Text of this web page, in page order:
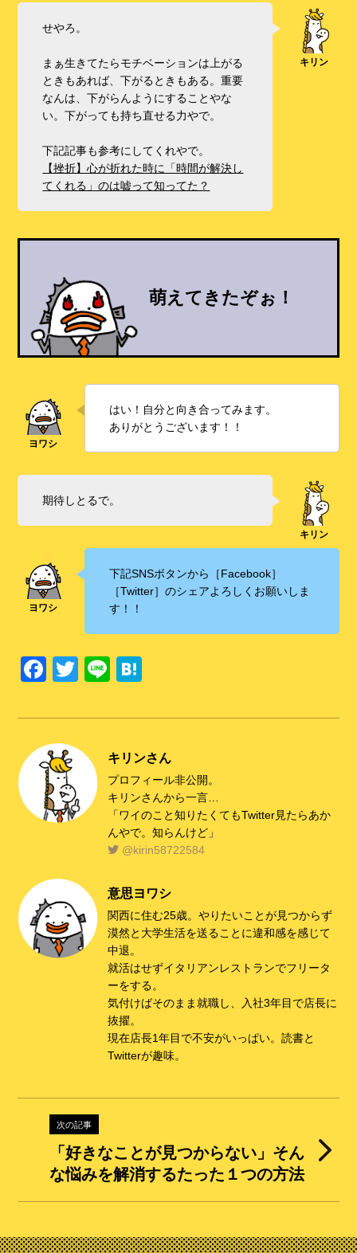
せやろ。
まぁ生きてたらモチベーションは上がる
ときもあれば、下がるときもある。重要
なんは、下がらんようにすることやな
い。下がっても持ち直せる力やで。
下記記事も参考にしてくれやで。
【挫折】心が折れた時に「時間が解決し
てくれる」のは嘘って知ってた？
萌えてきたぞぉ！
はい！自分と向き合ってみます。
ありがとうございます！！
期待しとるで。
下記SNSボタンから［Facebook］
［Twitter］のシェアよろしくお願いしま
す！！
F
c
e
b
o
o
T
tt
er
Li
e
e
n
a
キリンさん
プロフィール非公開。
キリンさんから一言…
「ワイのこと知りたくてもTwitter見たらあか
んやで。知らんけど」
@kirin58722584
意思ヨワシ
関西に住む25歳。やりたいことが見つからず
漠然と大学生活を送ることに違和感を感じて
中退。
就活はせずイタリアンレストランでフリータ
ーをする。
気付けばそのまま就職し、入社3年目で店長に
抜擢。
現在店長1年目で不安がいっぱい。読書と
Twitterが趣味。
次の記事
「好きなことが見つからない」そん
な悩みを解消するたった１つの方法